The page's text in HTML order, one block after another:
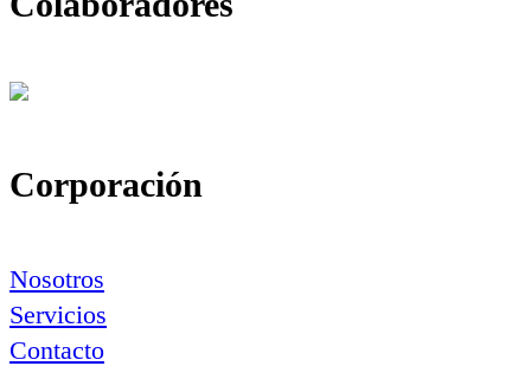
Corporación
Nosotros
Servicios
Contacto